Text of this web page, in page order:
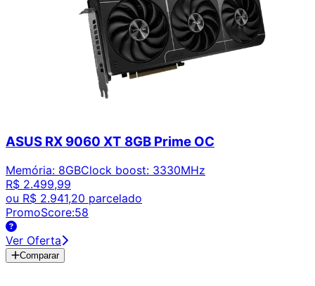
ASUS RX 9060 XT 8GB Prime OC
Memória: 8GBClock boost: 3330MHz
R$ 2.499,99
ou R$ 2.941,20 parcelado
PromoScore:58
Ver Oferta
Comparar